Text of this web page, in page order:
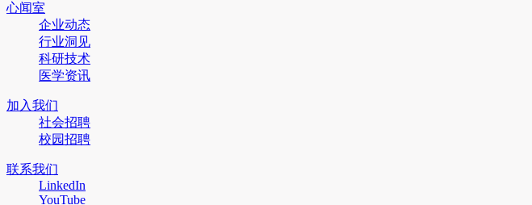
心闻室
企业动态
行业洞见
科研技术
医学资讯
加入我们
社会招聘
校园招聘
联系我们
LinkedIn
YouTube